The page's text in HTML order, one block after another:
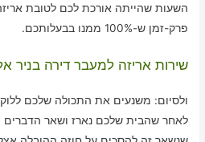
השעות שהייתה אורכת לכם לטובת
פרק-זמן ש-100% ממנו בבעלותכם.
שירות אריזה למעבר דירה בניר
ולסיום: משנעים את התכולה שלכם
לאחר שהבית שלכם נארז ושאר הדברים